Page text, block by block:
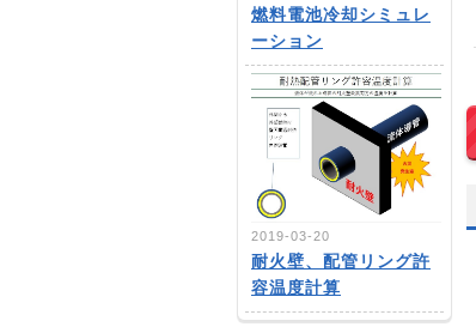
燃料電池冷却シミュレ
ーション
2019-03-20
耐火壁、配管リング許
容温度計算